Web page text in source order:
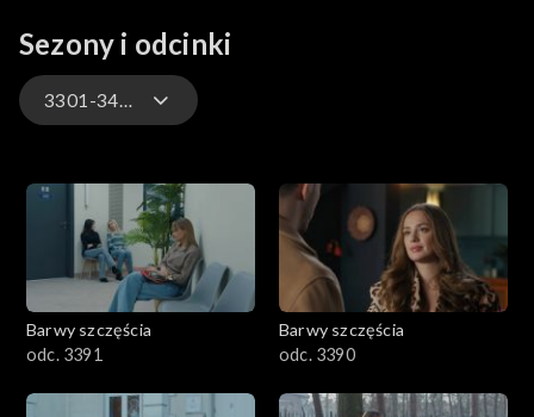
Sezony i odcinki
3301-3400
3201-3300
3101-3200
3001-3100
2901-3000
Barwy szczęścia
odc. 3391
Barwy szczęścia
odc. 3390